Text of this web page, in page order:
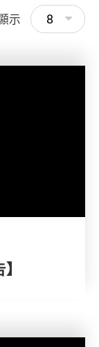
示 8